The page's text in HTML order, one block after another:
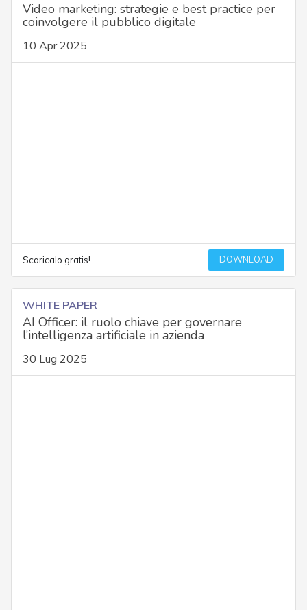
Video marketing: strategie e best practice per
coinvolgere il pubblico digitale
10 Apr 2025
Scaricalo gratis! DOWNLOAD
WHITE PAPER
AI Officer: il ruolo chiave per governare
l’intelligenza artificiale in azienda
30 Lug 2025